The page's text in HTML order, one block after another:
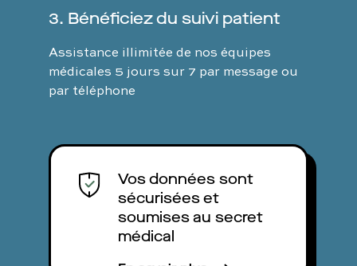
3. Bénéficiez du suivi patient
Assistance illimitée de nos équipes
médicales 5 jours sur 7 par message ou
par téléphone
Vos données sont
sécurisées et
soumises au secret
médical